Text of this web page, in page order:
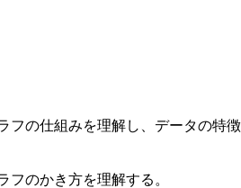
フの仕組みを理解し、データの特徴
のかき方を理解する。